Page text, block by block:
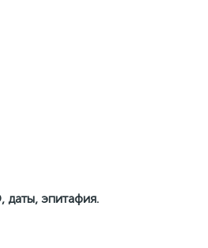
даты, эпитафия.